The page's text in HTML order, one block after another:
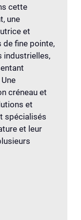
cette
une
et
de fine pointe,
industrielles,
créneau et
et
spécialisés
et leur